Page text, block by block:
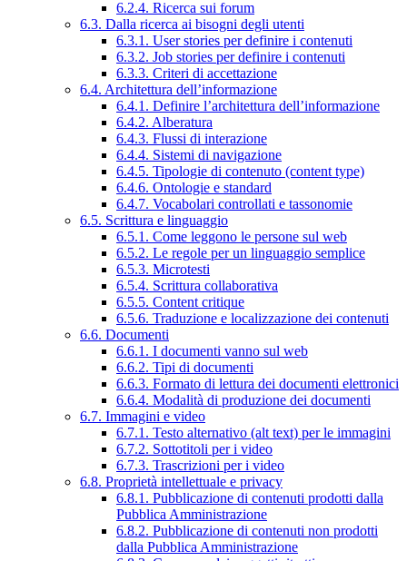
6.2.4. Ricerca sui forum
6.3. Dalla ricerca ai bisogni degli utenti
6.3.1. User stories per definire i contenuti
6.3.2. Job stories per definire i contenuti
6.3.3. Criteri di accettazione
6.4. Architettura dell’informazione
6.4.1. Definire l’architettura dell’informazione
6.4.2. Alberatura
6.4.3. Flussi di interazione
6.4.4. Sistemi di navigazione
6.4.5. Tipologie di contenuto (content type)
6.4.6. Ontologie e standard
6.4.7. Vocabolari controllati e tassonomie
6.5. Scrittura e linguaggio
6.5.1. Come leggono le persone sul web
6.5.2. Le regole per un linguaggio semplice
6.5.3. Microtesti
6.5.4. Scrittura collaborativa
6.5.5. Content critique
6.5.6. Traduzione e localizzazione dei contenuti
6.6. Documenti
6.6.1. I documenti vanno sul web
6.6.2. Tipi di documenti
6.6.3. Formato di lettura dei documenti elettronici
6.6.4. Modalità di produzione dei documenti
6.7. Immagini e video
6.7.1. Testo alternativo (alt text) per le immagini
6.7.2. Sottotitoli per i video
6.7.3. Trascrizioni per i video
6.8. Proprietà intellettuale e privacy
6.8.1. Pubblicazione di contenuti prodotti dalla
Pubblica Amministrazione
6.8.2. Pubblicazione di contenuti non prodotti
dalla Pubblica Amministrazione